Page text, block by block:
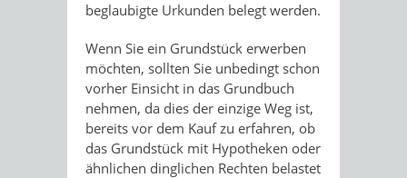
beglaubigte Urkunden belegt werden.
Wenn Sie ein Grundstück erwerben
möchten, sollten Sie unbedingt schon
vorher Einsicht in das Grundbuch
nehmen, da dies der einzige Weg ist,
bereits vor dem Kauf zu erfahren, ob
das Grundstück mit Hypotheken oder
ähnlichen dinglichen Rechten belastet